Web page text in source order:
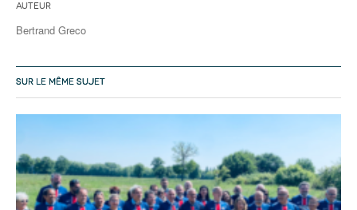
Auteur
Bertrand Greco
SUR LE MÊME SUJET